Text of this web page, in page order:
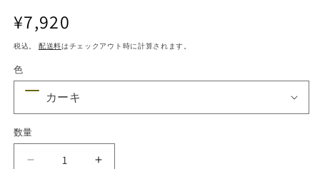
を
く
開
通
常
価
格
¥7,920
税込。 配送料はチェックアウト時に計算されます。
色
数量